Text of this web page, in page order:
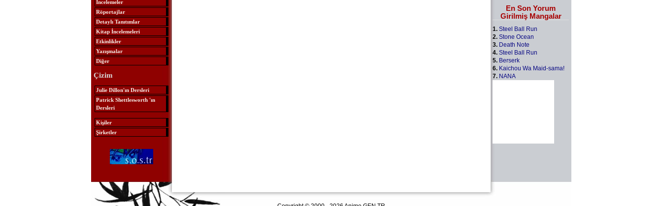
İncelemeler
Röportajlar
Detaylı Tanıtımlar
Kitap İncelemeleri
Etkinlikler
Yazışmalar
Diğer
Çizim
Julie Dillon'ın Dersleri
Patrick Shettlesworth 'ın
Dersleri
Kişiler
Şirketler
En Son Yorum
Girilmiş Mangalar
1. Steel Ball Run
2. Stone Ocean
3. Death Note
4. Steel Ball Run
5. Berserk
6. Kaichou Wa Maid-sama!
7. NANA